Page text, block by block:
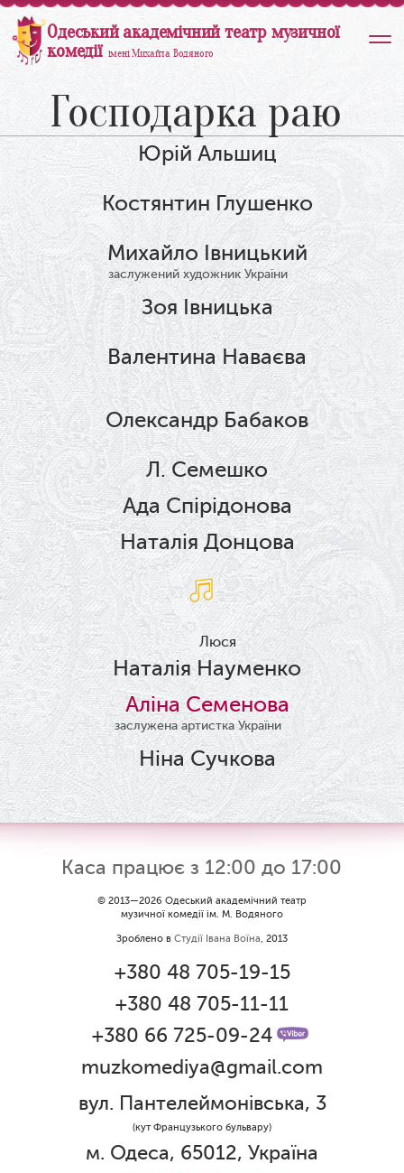
Одеський академічний театр музичної
комедії імені Михайла Водяного
Господарка раю
Юрій Альшиц
Костянтин Глушенко
Михайло Івницький
заслужений художник України
Зоя Івницька
Валентина Наваєва
Олександр Бабаков
Л. Семешко
Ада Спірідонова
Наталія Донцова
Люся
Наталія Науменко
Аліна Семенова
заслужена артистка України
Ніна Сучкова
Каса працює з 12:00 до 17:00
© 2013—2026 Одеський академічний театр
музичної комедії ім. М. Водяного
Зроблено в Студії Івана Воїна, 2013
+380 48 705-19-15
+380 48 705-11-11
+380 66 725-09-24
muzkomediya@gmail.com
вул. Пантелеймонівська, 3
(кут Французького бульвару)
м. Одеса, 65012, Україна